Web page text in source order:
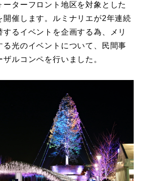
ターフロント地区を対象とした
開催します。ルミナリエが2年連続
るイベントを企画する為、メリ
る光のイベントについて、民間事
ルコンペを行いました。